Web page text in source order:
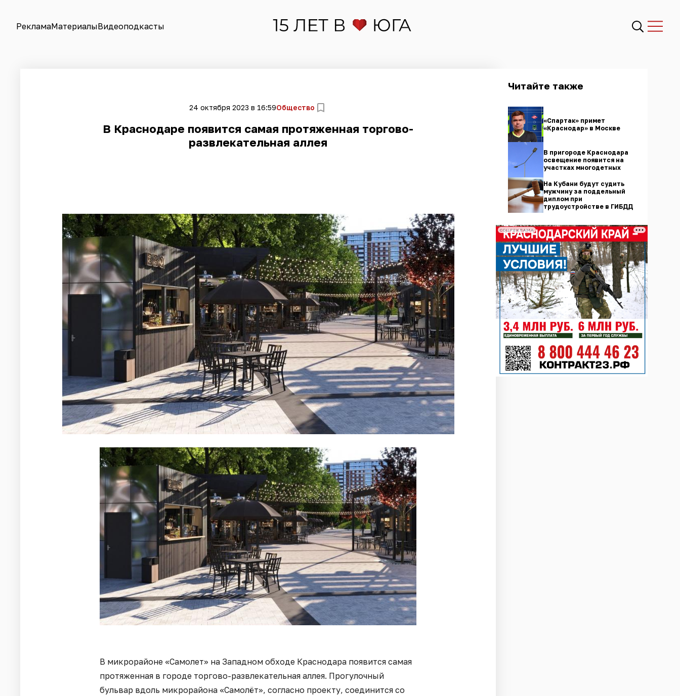
РекламаМатериалыВидеоподкасты
24 октября 2023 в 16:59Общество
В Краснодаре появится самая протяженная торгово-
развлекательная аллея
В микрорайоне «Самолет» на Западном обходе Краснодара появится самая
протяженная в городе торгово-развлекательная аллея. Прогулочный
бульвар вдоль микрорайона «Самолёт», согласно проекту, соединится со
Читайте также
«Спартак» примет
«Краснодар» в Москве
В пригороде Краснодара
освещение появится на
участках многодетных
На Кубани будут судить
мужчину за поддельный
диплом при
трудоустройстве в ГИБДД
СОЦРЕКЛАМА